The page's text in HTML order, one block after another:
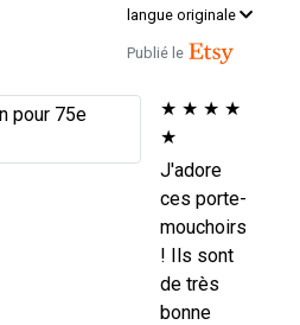
langue originale
Publié le
★ ★ ★ ★
★
J'adore
ces porte-
mouchoirs
! Ils sont
de très
bonne